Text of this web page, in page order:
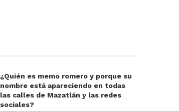
¿Quién es memo romero y porque su
nombre está apareciendo en todas
las calles de Mazatlán y las redes
sociales?